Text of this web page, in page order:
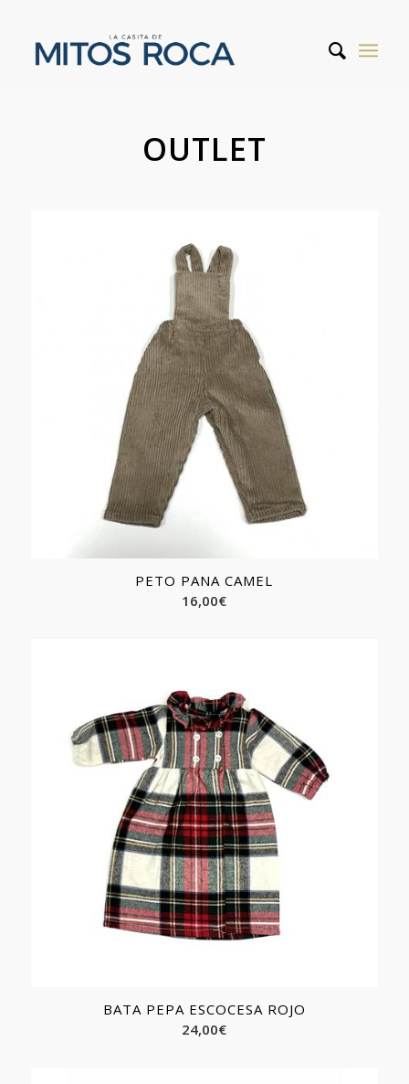
OUTLET
PETO PANA CAMEL
16,00€
BATA PEPA ESCOCESA ROJO
24,00€